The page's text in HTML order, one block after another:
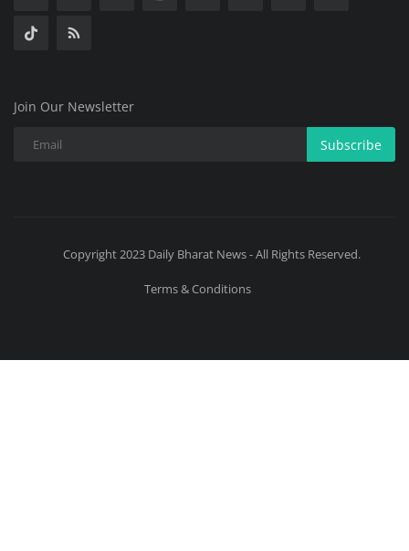
Join Our Newsletter
Subscribe
Copyright 2023 Daily Bharat News - All Rights Reserved.
Terms & Conditions